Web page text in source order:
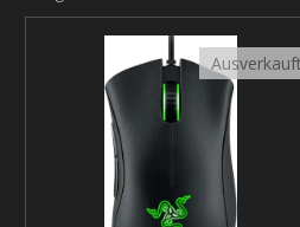
Ausverkauft